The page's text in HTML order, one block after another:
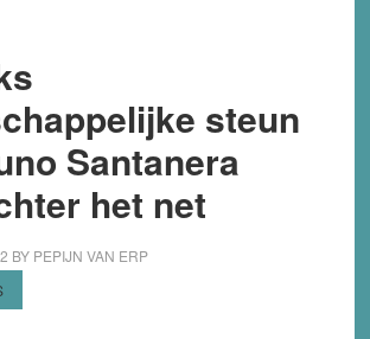
steun
Santanera
het net
BY PEPIJN VAN ERP